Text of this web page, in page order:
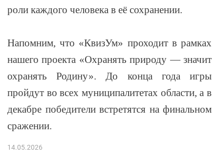
роли каждого человека в её сохранении.
Напомним, что «КвизУм» проходит в рамках
нашего проекта «Охранять природу — значит
охранять Родину». До конца года игры
пройдут во всех муниципалитетах области, а в
декабре победители встретятся на финальном
сражении.
14.05.2026